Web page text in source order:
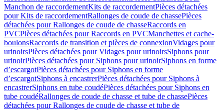
Manchon de raccordementKits de raccordementPièces détachées
pour Kits de raccordementRallonges de coude de chassePièces
détachées pour Rallonges de coude de chasseRaccords en
PVCPièces détachées pour Raccords en PVCManchettes et cache-
boulonsRaccords de transition et pièces de connexionVidages pour
urinoirsPièces détachées pour Vidages pour urinoirsSiphons pour
urinoirPièces détachées pour Siphons pour urinoirSiphons en forme
d’escargotPièces détachées pour Siphons en forme
d’escargotSiphons à encastrerPièces détachées pour Siphons à
encastrerSiphons en tube coudéPièces détachées pour Siphons en
tube coudéRallonges de coude de chasse et tube de chassePièces
détachées pour Rallonges de coude de chasse et tube de